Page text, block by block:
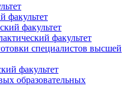
факультет
факультет
факультет
специалистов высшей
факультет
образовательных